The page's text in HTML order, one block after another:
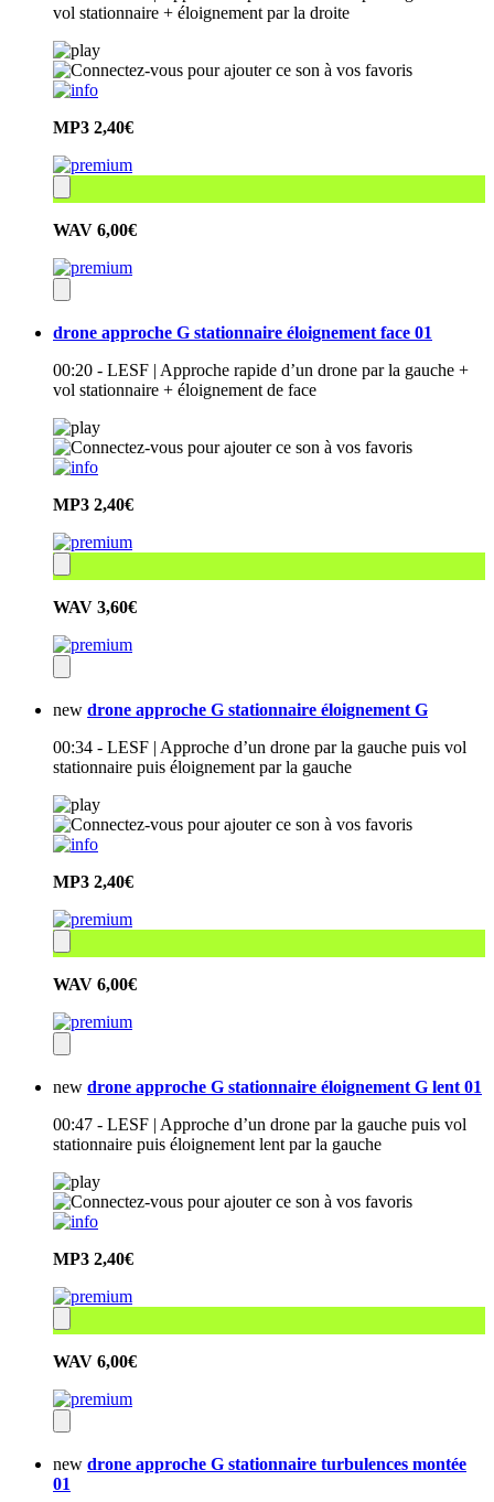
vol stationnaire + éloignement par la droite
MP3 2,40€
WAV 6,00€
drone approche G stationnaire éloignement face 01
00:20 - LESF | Approche rapide d’un drone par la gauche +
vol stationnaire + éloignement de face
MP3 2,40€
WAV 3,60€
new drone approche G stationnaire éloignement G
00:34 - LESF | Approche d’un drone par la gauche puis vol
stationnaire puis éloignement par la gauche
MP3 2,40€
WAV 6,00€
new drone approche G stationnaire éloignement G lent 01
00:47 - LESF | Approche d’un drone par la gauche puis vol
stationnaire puis éloignement lent par la gauche
MP3 2,40€
WAV 6,00€
new drone approche G stationnaire turbulences montée
01